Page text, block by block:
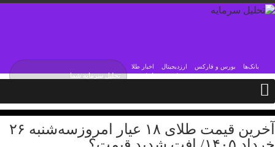
اخبار طلا ارزدیجیتال بورس و فارکس بانک‌ها
جمعه / ۱۶ مرداد / ۱۴۰۵
آخرین قیمت طلای ۱۸ عیار امروز‌سه‌شنبه ۲۶